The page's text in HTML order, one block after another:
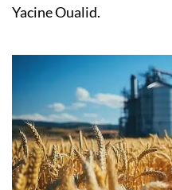
Yacine Oualid.